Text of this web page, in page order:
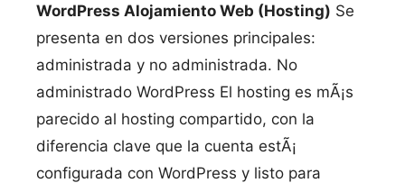
WordPress Alojamiento Web (Hosting) Se
presenta en dos versiones principales:
administrada y no administrada. No
administrado WordPress El hosting es mÃ¡s
parecido al hosting compartido, con la
diferencia clave que la cuenta estÃ¡
configurada con WordPress y listo para